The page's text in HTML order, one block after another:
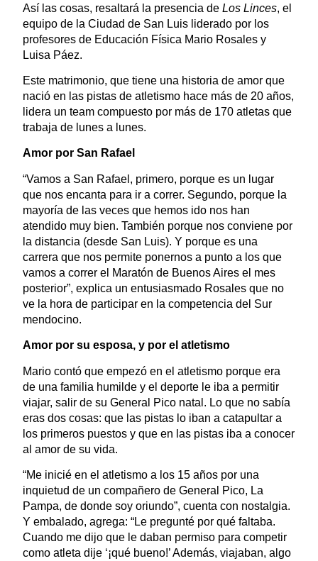
Así las cosas, resaltará la presencia de Los Linces, el
equipo de la Ciudad de San Luis liderado por los
profesores de Educación Física Mario Rosales y
Luisa Páez.
Este matrimonio, que tiene una historia de amor que
nació en las pistas de atletismo hace más de 20 años,
lidera un team compuesto por más de 170 atletas que
trabaja de lunes a lunes.
Amor por San Rafael
“Vamos a San Rafael, primero, porque es un lugar
que nos encanta para ir a correr. Segundo, porque la
mayoría de las veces que hemos ido nos han
atendido muy bien. También porque nos conviene por
la distancia (desde San Luis). Y porque es una
carrera que nos permite ponernos a punto a los que
vamos a correr el Maratón de Buenos Aires el mes
posterior”, explica un entusiasmado Rosales que no
ve la hora de participar en la competencia del Sur
mendocino.
Amor por su esposa, y por el atletismo
Mario contó que empezó en el atletismo porque era
de una familia humilde y el deporte le iba a permitir
viajar, salir de su General Pico natal. Lo que no sabía
eras dos cosas: que las pistas lo iban a catapultar a
los primeros puestos y que en las pistas iba a conocer
al amor de su vida.
“Me inicié en el atletismo a los 15 años por una
inquietud de un compañero de General Pico, La
Pampa, de donde soy oriundo”, cuenta con nostalgia.
Y embalado, agrega: “Le pregunté por qué faltaba.
Cuando me dijo que le daban permiso para competir
como atleta dije ‘¡qué bueno!’ Además, viajaban, algo